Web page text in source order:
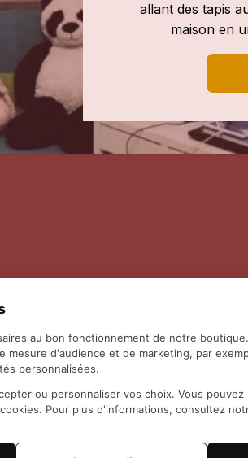
allant des tapis
maison en
au bon fonctionnement de notre
mesure d'audience et de marketing, par
personnalisées.
ou personnaliser vos choix. Vous
Pour plus d'informations, consultez